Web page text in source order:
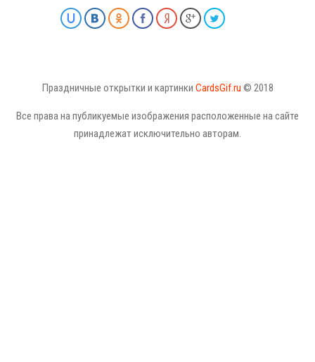
Праздничные открытки и картинки CardsGif.ru © 2018
Все права на публикуемые изображения расположенные на сайте
принадлежат исключительно авторам.